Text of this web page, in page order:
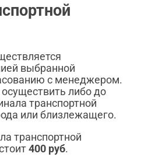
выбранной
с менеджером.
либо до
транспортной
или близлежащего.
транспортной
400 руб.